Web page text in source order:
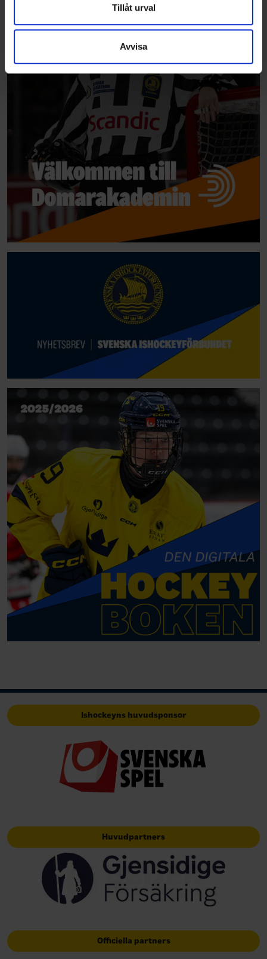
Dessa kan i sin tur kombinera informationen med annan
samlat in när du har använt deras tjänster.
Tillåt urval
Avvisa
Ishockeyns huvudsponsor
Huvudpartners
Officiella partners